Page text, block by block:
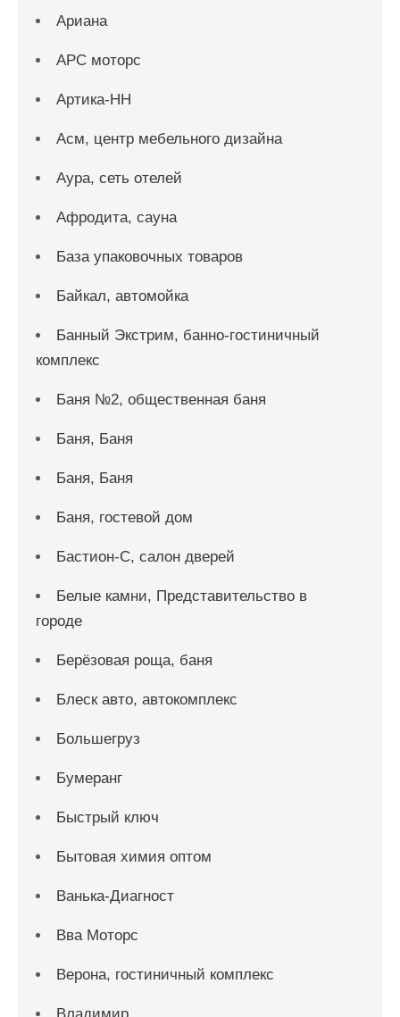
Ариана
АРС моторс
Артика-НН
Асм, центр мебельного дизайна
Аура, сеть отелей
Афродита, сауна
База упаковочных товаров
Байкал, автомойка
Банный Экстрим, банно-гостиничный
комплекс
Баня №2, общественная баня
Баня, Баня
Баня, Баня
Баня, гостевой дом
Бастион-С, салон дверей
Белые камни, Представительство в
городе
Берёзовая роща, баня
Блеск авто, автокомплекс
Большегруз
Бумеранг
Быстрый ключ
Бытовая химия оптом
Ванька-Диагност
Вва Моторс
Верона, гостиничный комплекс